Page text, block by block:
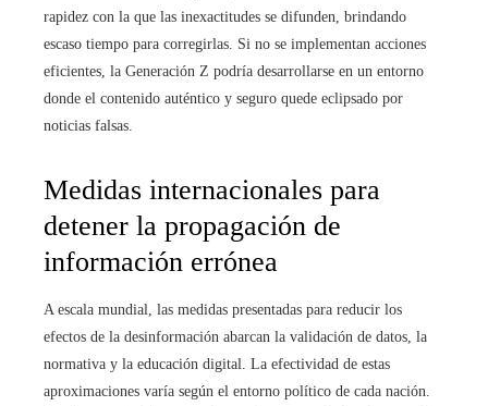
rapidez con la que las inexactitudes se difunden, brindando
escaso tiempo para corregirlas. Si no se implementan acciones
eficientes, la Generación Z podría desarrollarse en un entorno
donde el contenido auténtico y seguro quede eclipsado por
noticias falsas.
Medidas internacionales para
detener la propagación de
información errónea
A escala mundial, las medidas presentadas para reducir los
efectos de la desinformación abarcan la validación de datos, la
normativa y la educación digital. La efectividad de estas
aproximaciones varía según el entorno político de cada nación.